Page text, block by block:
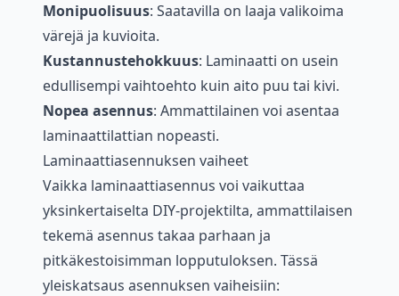
Monipuolisuus: Saatavilla on laaja valikoima
värejä ja kuvioita.
Kustannustehokkuus: Laminaatti on usein
edullisempi vaihtoehto kuin aito puu tai kivi.
Nopea asennus: Ammattilainen voi asentaa
laminaattilattian nopeasti.
Laminaattiasennuksen vaiheet
Vaikka laminaattiasennus voi vaikuttaa
yksinkertaiselta DIY-projektilta, ammattilaisen
tekemä asennus takaa parhaan ja
pitkäkestoisimman lopputuloksen. Tässä
yleiskatsaus asennuksen vaiheisiin: